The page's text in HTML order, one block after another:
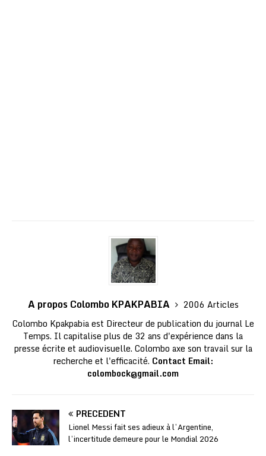
A propos Colombo KPAKPABIA
2006 Articles
Colombo Kpakpabia est Directeur de publication du journal Le
Temps. Il capitalise plus de 32 ans d'expérience dans la
presse écrite et audiovisuelle. Colombo axe son travail sur la
recherche et l'efficacité. Contact Email:
colombock@gmail.com
PRÉCÉDENT
Lionel Messi fait ses adieux à l’Argentine,
l’incertitude demeure pour le Mondial 2026